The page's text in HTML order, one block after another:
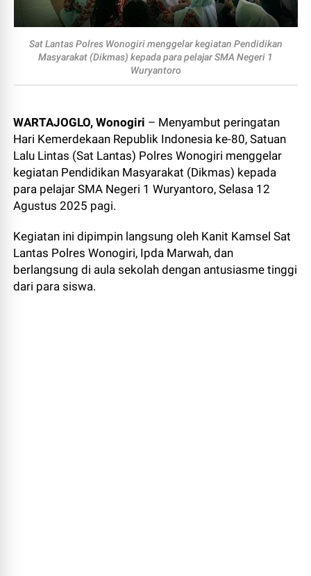
Sat Lantas Polres Wonogiri menggelar kegiatan Pendidikan
Masyarakat (Dikmas) kepada para pelajar SMA Negeri 1
Wuryantoro
WARTAJOGLO, Wonogiri – Menyambut peringatan
Hari Kemerdekaan Republik Indonesia ke-80, Satuan
Lalu Lintas (Sat Lantas) Polres Wonogiri menggelar
kegiatan Pendidikan Masyarakat (Dikmas) kepada
para pelajar SMA Negeri 1 Wuryantoro, Selasa 12
Agustus 2025 pagi.
Kegiatan ini dipimpin langsung oleh Kanit Kamsel Sat
Lantas Polres Wonogiri, Ipda Marwah, dan
berlangsung di aula sekolah dengan antusiasme tinggi
dari para siswa.